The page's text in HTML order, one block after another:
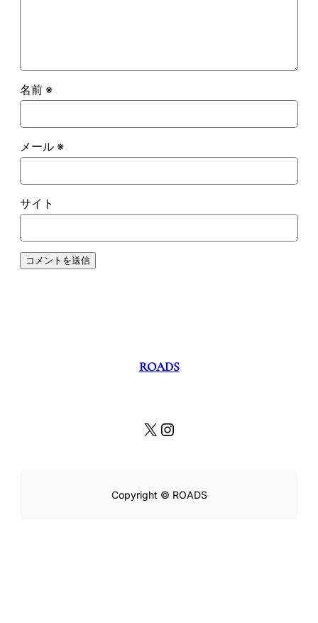
名前 ※
メール ※
サイト
ROADS
X Instagram
Copyright © ROADS